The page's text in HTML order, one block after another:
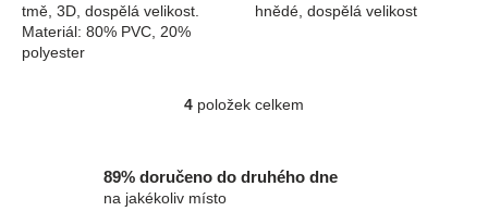
tmě, 3D, dospělá velikost.
Materiál: 80% PVC, 20%
polyester
hnědé, dospělá velikost
Ovládací prvky výpisu
4 položek celkem
89% doručeno do druhého dne
na jakékoliv místo